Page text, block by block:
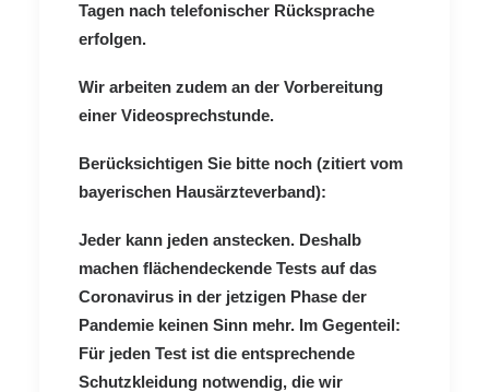
Tagen nach telefonischer Rücksprache
erfolgen.
Wir arbeiten zudem an der Vorbereitung
einer Videosprechstunde.
Berücksichtigen Sie bitte noch (zitiert vom
bayerischen Hausärzteverband):
Jeder kann jeden anstecken. Deshalb
machen flächendeckende Tests auf das
Coronavirus in der jetzigen Phase der
Pandemie keinen Sinn mehr. Im Gegenteil:
Für jeden Test ist die entsprechende
Schutzkleidung notwendig, die wir